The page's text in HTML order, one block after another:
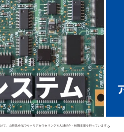
て、山形県全域でキャリアカウセリングと人材紹介・転職支援を行っています。